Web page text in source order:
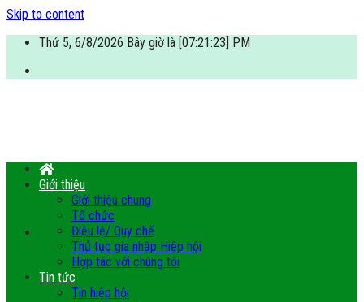
Skip to content
Thứ 5, 6/8/2026 Bây giờ là [07:21:24] PM
Giới thiệu
Giới thiệu chung
Tổ chức
Điệu lệ/ Quy chế
Thủ tục gia nhập Hiệp hội
Hợp tác với chúng tôi
Tin tức
Tin hiệp hội